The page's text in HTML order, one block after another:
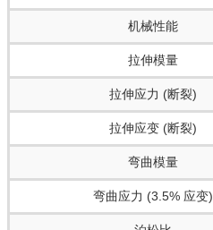
机械性能
拉伸模量
拉伸应力 (断裂)
拉伸应变 (断裂)
弯曲模量
弯曲应力 (3.5% 应变)